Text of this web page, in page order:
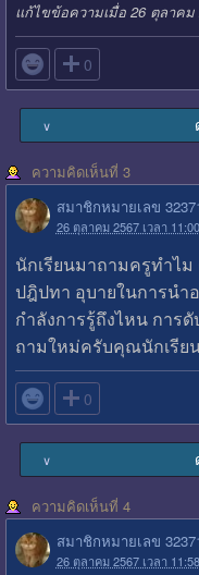
แก้ไขข้อความเมื่อ 26 ตุลาคม
 0
∨
ความคิดเห็นที่ 3
สมาชิกหมายเลข
26 ตุลาคม 2567 เวลา
นักเรียนมาถามครูทำไม
ปฎิปทา อุบายในการนำ
กำลังการรู้ถึงไหน การ
ถามใหม่ครับคุณนักเรีย
 0
∨
ความคิดเห็นที่ 4
สมาชิกหมายเลข
26 ตุลาคม 2567 เวลา